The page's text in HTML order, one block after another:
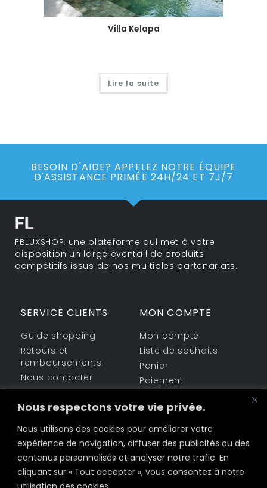
Nous respectons votre vie privée.
Nous utilisons des cookies pour améliorer votre
expérience de navigation, diffuser des publicités ou des
contenus personnalisés et analyser notre trafic. En
cliquant sur « Tout accepter », vous consentez à notre
Villa Kelapa
Lire la suite
BESOIN D'AIDE? APPELEZ NOTRE ÉQUIPE
D'ASSISTANCE PRIMÉE 24H/24 ET 7J/7
FBLUXSHOP, une plateforme qui met à votre
disposition un large éventail de produits
compétitifs issus de nos multiples partenariats.
SERVICE CLIENTS
Guide shopping
Retours et
remboursements
Nous contacter
MON COMPTE
Mon compte
Liste de souhaits
Panier
Paiement
ESPACE LÉGAL
Informations sur la
société
Politique de Cookies
Conditions
d’utilisation
PARTAGEZ-NOUS
Facebook
Twitter